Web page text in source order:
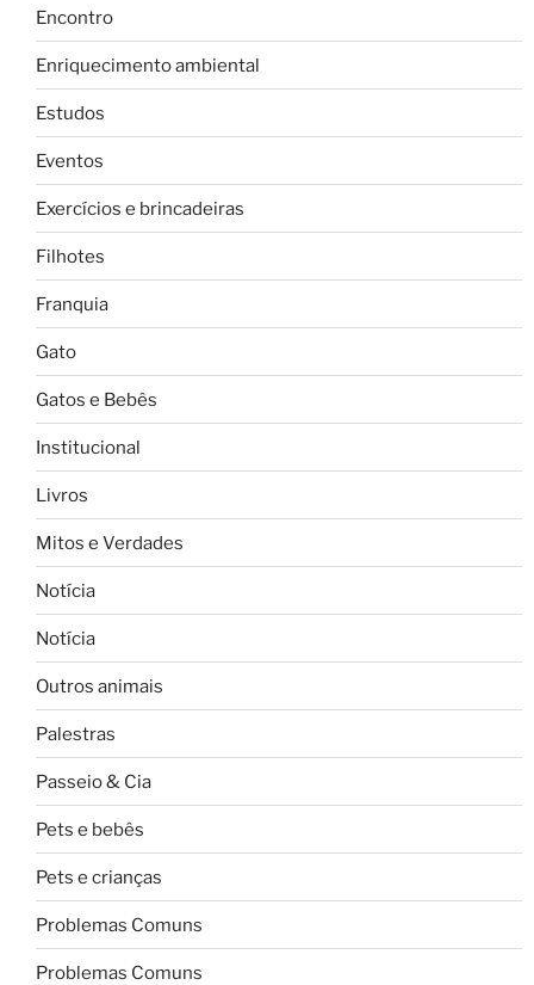
Encontro
Enriquecimento ambiental
Estudos
Eventos
Exercícios e brincadeiras
Filhotes
Franquia
Gato
Gatos e Bebês
Institucional
Livros
Mitos e Verdades
Notícia
Notícia
Outros animais
Palestras
Passeio & Cia
Pets e bebês
Pets e crianças
Problemas Comuns
Problemas Comuns